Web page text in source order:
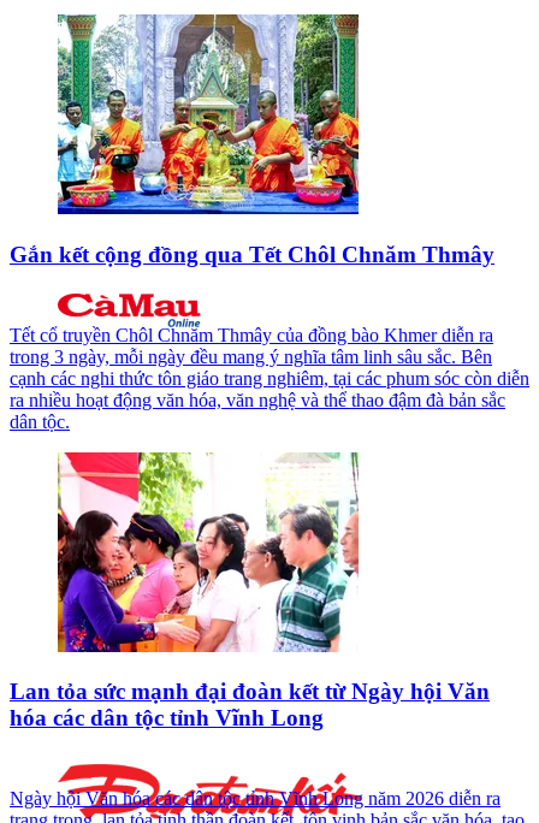
Gắn kết cộng đồng qua Tết Chôl Chnăm Thmây
Tết cổ truyền Chôl Chnăm Thmây của đồng bào Khmer diễn ra
trong 3 ngày, mỗi ngày đều mang ý nghĩa tâm linh sâu sắc. Bên
cạnh các nghi thức tôn giáo trang nghiêm, tại các phum sóc còn diễn
ra nhiều hoạt động văn hóa, văn nghệ và thể thao đậm đà bản sắc
dân tộc.
Lan tỏa sức mạnh đại đoàn kết từ Ngày hội Văn
hóa các dân tộc tỉnh Vĩnh Long
Ngày hội Văn hóa các dân tộc tỉnh Vĩnh Long năm 2026 diễn ra